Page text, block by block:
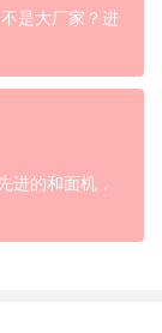
是大厂家？进
进的和面机，